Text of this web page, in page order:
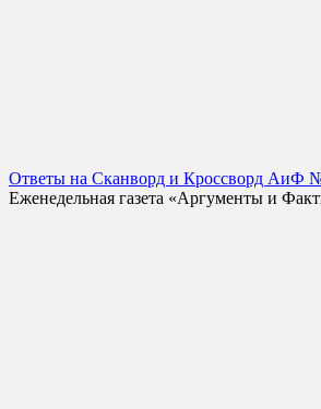
Ответы на Сканворд и Кроссворд АиФ
Еженедельная газета «Аргументы и